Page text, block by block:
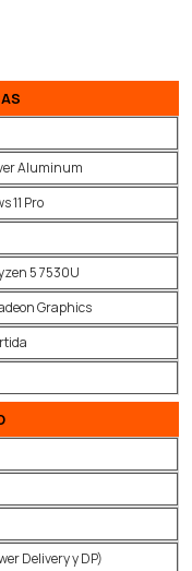
Aluminum
11 Pro
5 7530U
Graphics
Delivery y DP)